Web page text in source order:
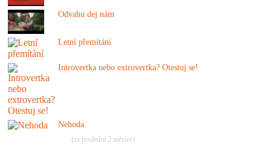
Odvahu dej nám
Letní přemítání
Introvertka nebo extrovertka? Otestuj se!
Nehoda
(za poslední 2 měsíce)